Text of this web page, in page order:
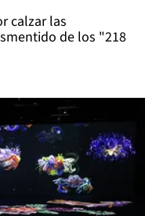
calzar las
de los "218